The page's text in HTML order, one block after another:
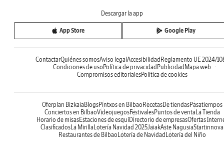
Descargar la app
App Store Google Play
ContactarQuiénes somosAviso legal Accesibilidad Reglamento UE 2024/
Condiciones de uso Política de privacidad Publicidad Mapa web
Compromisos editorialesPolítica de cookies
Oferplan Bizkaia BlogsPintxos en Bilbao RecetasDe tiendasPasatiempos
Conciertos en BilbaoVideojuegosFestivalesPuntos de venta La Tienda
Horario de misasEstaciones de esquíDirectorio de empresasOfertas
Clasificados La Mirilla Lotería Navidad 2025JaiakAste NagusiaStartinnova
Restaurantes de Bilbao Lotería de Navidad Lotería del Niño